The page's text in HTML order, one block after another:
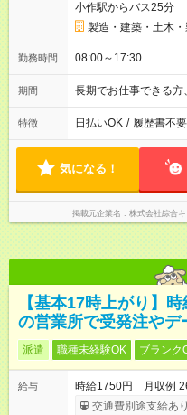
小作駅からバス25分
製造・建築・土木
勤務時間 08:00～17:30
期間 長期でお仕事できる方
特徴 日払いOK / 履歴書不要
気になる！
掲載元企業名 株式会社綜合
【基本17時上がり】
の営業所で受発注やデ
派遣 職種未経験OK ブランク
給与
時給1750円 月収例
交通費別途支給あり